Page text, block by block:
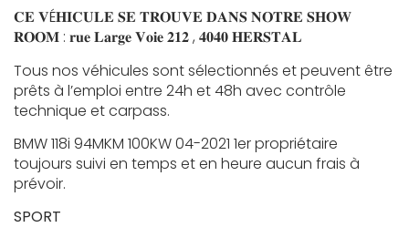
𝐂𝐄 𝐕É𝐇𝐈𝐂𝐔𝐋𝐄 𝐒𝐄 𝐓𝐑𝐎𝐔𝐕𝐄 𝐃𝐀𝐍𝐒 𝐍𝐎𝐓𝐑𝐄 𝐒𝐇𝐎𝐖
𝐑𝐎𝐎𝐌 : 𝐫𝐮𝐞 𝐋𝐚𝐫𝐠𝐞 𝐕𝐨𝐢𝐞 𝟐𝟏𝟐 , 𝟒𝟎𝟒𝟎 𝐇𝐄𝐑𝐒𝐓𝐀𝐋
Tous nos véhicules sont sélectionnés et peuvent être
prêts à l’emploi entre 24h et 48h avec contrôle
technique et carpass.
BMW 118i 94MKM 100KW 04-2021 1er propriétaire
toujours suivi en temps et en heure aucun frais à
prévoir.
SPORT